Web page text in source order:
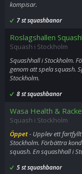
kompisar.
7 st squashbanor
Roslagshallen
Squash i Stockholm
Squashhall i Stockholm.
genom att spela squash.
Stockholm.
8 st squashbanor
Wasa Health &
Squash i Stockholm
Öppet- Upplev ett
Stockholm. Förbättra
squash. En squashhall i
5 st squashbanor